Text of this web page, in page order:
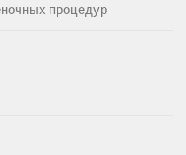
процедур